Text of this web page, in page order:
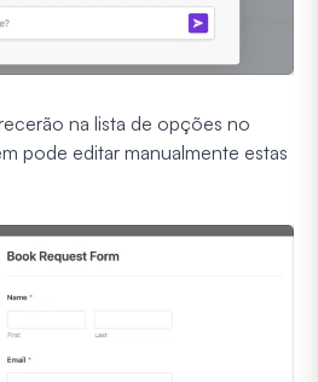
na lista de opções no
pode editar manualmente estas